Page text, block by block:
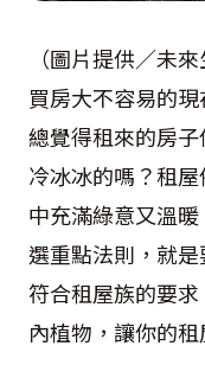
（圖片提供／未來
買房大不容易的
總覺得租來的房
冷冰冰的嗎？租
中充滿綠意又溫
選重點法則，就
符合租屋族的要
內植物，讓你的